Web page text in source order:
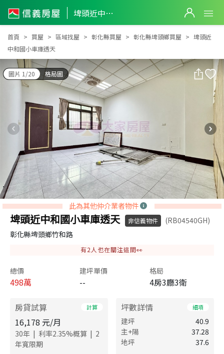
埤頭近中和國小車庫透天
埤頭近中和國小車庫透天
首頁 買屋 區域找屋 彰化縣買屋 彰化縣埤頭鄉買屋
埤頭近
中和國小車庫透天
圖片 1/20 格局圖
此為其他仲介業者物件
埤頭近中和國小車庫透天 非信義物件
(RB04540GH)
彰化縣埤頭鄉竹和路
有2 人也在關注這間👀
總價
498萬
建坪單價
--
格局
4房3廳3衛
房貸試算 計算
16,178 元/月
30年 | 利率2.35%概算 | 2
年寬限期
坪數詳情 細項
建坪
40.9
主+陽
37.28
地坪
37.6